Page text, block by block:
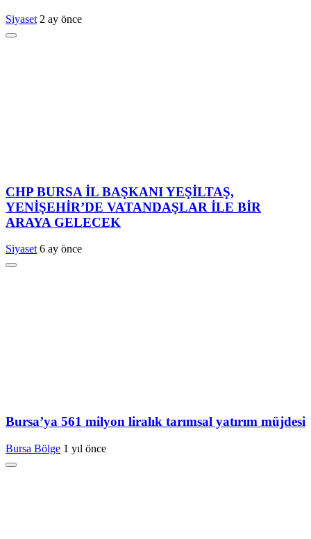
Siyaset 2 ay önce
CHP BURSA İL BAŞKANI YEŞİLTAŞ,
YENİŞEHİR’DE VATANDAŞLAR İLE BİR
ARAYA GELECEK
Siyaset 6 ay önce
Bursa’ya 561 milyon liralık tarımsal yatırım müjdesi
Bursa Bölge 1 yıl önce